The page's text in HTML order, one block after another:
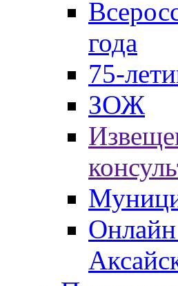
года
75-
ЗОЖ
Онлайн